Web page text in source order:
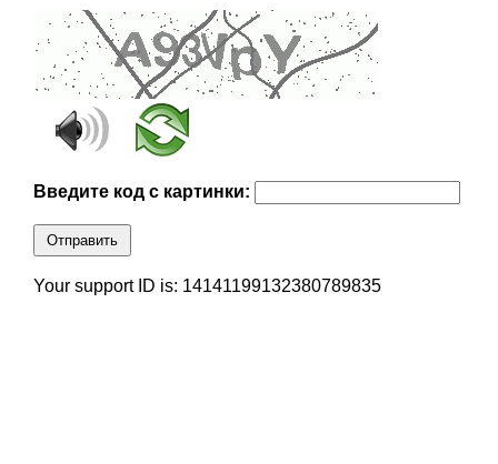
Введите код с картинки:
Отправить
Your support ID is: 14141199132380789835